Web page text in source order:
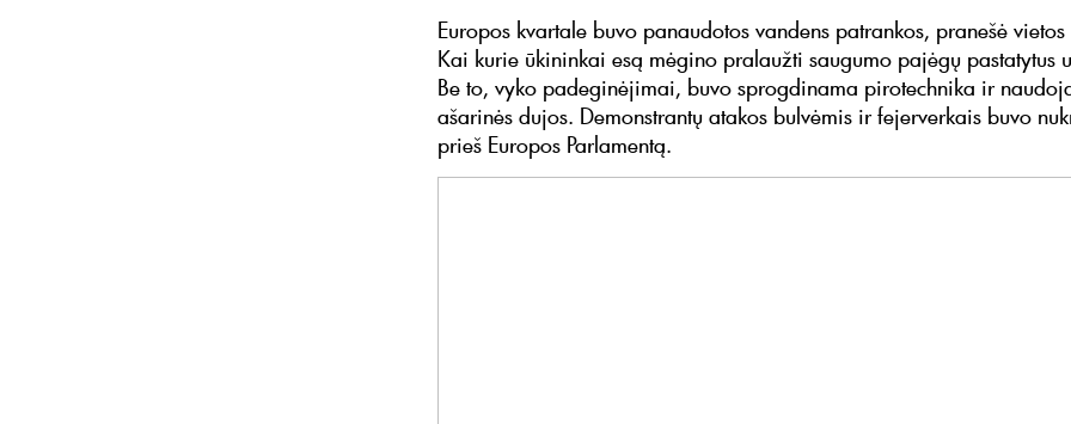
Europos kvartale buvo panaudotos vandens patrankos, pranešė
Kai kurie ūkininkai esą mėgino pralaužti saugumo pajėgų pastatytus
Be to, vyko padeginėjimai, buvo sprogdinama pirotechnika ir
ašarinės dujos. Demonstrantų atakos bulvėmis ir fejerverkais buvo
prieš Europos Parlamentą.